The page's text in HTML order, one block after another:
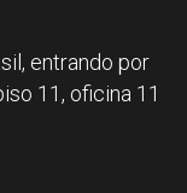
entrando por
11, oficina 11